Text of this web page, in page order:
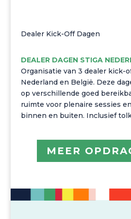
Dealer Kick-Off Dagen
DEALER DAGEN STIGA
Organisatie van 3 dealer kick-
Nederland en België. Deze
op verschillende goed
ruimte voor plenaire sessies
binnen en buiten. Inclusief
MEER